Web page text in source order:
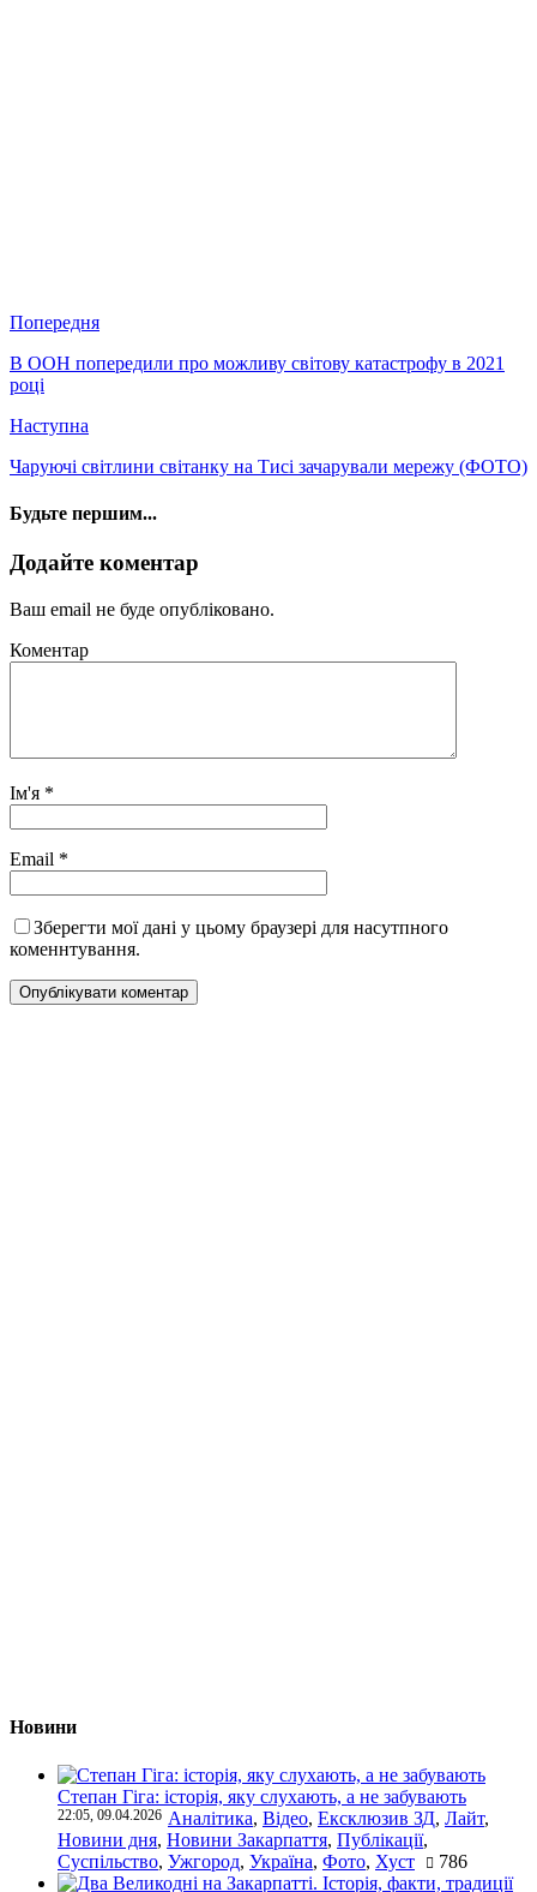
Попередня
В ООН попередили про можливу світову катастрофу в 2021
році
Наступна
Чаруючі світлини світанку на Тисі зачарували мережу (ФОТО)
Будьте першим...
Додайте коментар
Ваш email не буде опубліковано.
Коментар
Ім'я *
Email *
Зберегти мої дані у цьому браузері для насутпного
коменнтування.
Новини
Степан Гіга: історія, яку слухають, а не забувають
22:05, 09.04.2026 Аналітика, Відео, Ексклюзив ЗД, Лайт,
Новини дня, Новини Закарпаття, Публікації,
Суспільство, Ужгород, Україна, Фото, Хуст 786